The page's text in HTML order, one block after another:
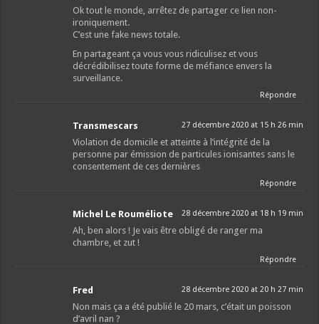
Ok tout le monde, arrêtez de partager ce lien non-
ironiquement.
C’est une fake news totale.
En partageant ça vous vous ridiculisez et vous
décrédibilisez toute forme de méfiance envers la
surveillance.
Répondre
Transmescars 27 décembre 2020 at 15 h 26 min
Violation de domicile et atteinte à l’intégrité de la
personne par émission de particules ionisantes sans le
consentement de ces dernières
Répondre
Michel Le Rouméliote 28 décembre 2020 at 18 h 19 min
Ah, ben alors ! Je vais être obligé de ranger ma
chambre, et zut !
Répondre
Fred 28 décembre 2020 at 20 h 27 min
Non mais ça a été publié le 20 mars, c’était un poisson
d’avril nan ?